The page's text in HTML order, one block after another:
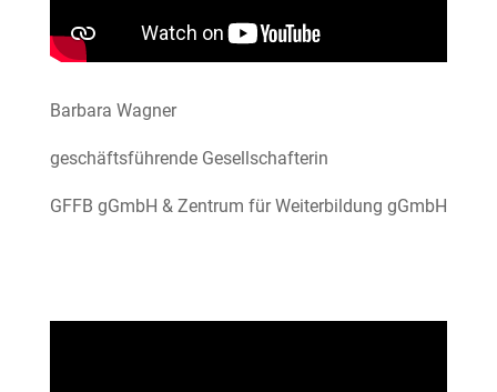
Barbara Wagner
geschäftsführende Gesellschafterin
GFFB gGmbH & Zentrum für Weiterbildung gGmbH